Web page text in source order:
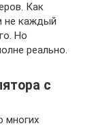
Как
не каждый
Но
реально.
с
многих